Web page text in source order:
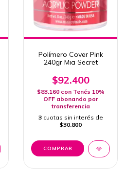
Polímero Cover Pink
240gr Mia Secret
$92.400
$83.160 con Tenés 10%
OFF abonando por
transferencia
3 cuotas sin interés de
$30.800